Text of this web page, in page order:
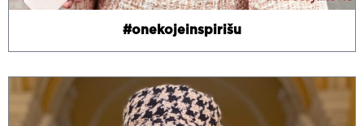
#onekojeinspirišu